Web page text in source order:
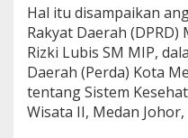
r
i
R
i
z
k
i
L
Hal itu disampaikan
Rakyat Daerah
Rizki Lubis SM MIP,
Daerah (Perda) Kota
tentang Sistem
Wisata II, Medan